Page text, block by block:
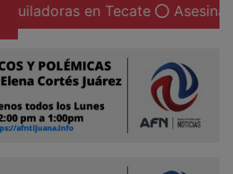
en Tecate Asesinan a un